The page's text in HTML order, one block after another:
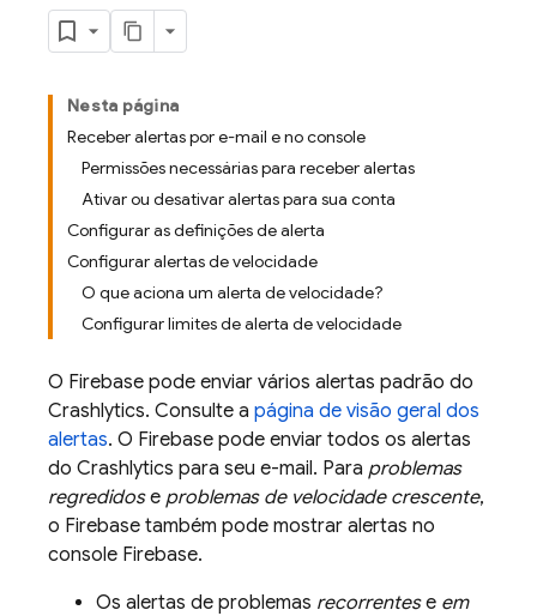
Nesta página
Receber alertas por e-mail e no console
Permissões necessárias para receber alertas
Ativar ou desativar alertas para sua conta
Configurar as definições de alerta
Configurar alertas de velocidade
O que aciona um alerta de velocidade?
Configurar limites de alerta de velocidade
O Firebase pode enviar vários alertas padrão do
Crashlytics. Consulte a página de visão geral dos
alertas. O Firebase pode enviar todos os alertas
do Crashlytics para seu e-mail. Para problemas
regredidose problemas de velocidade crescente,
o Firebase também pode mostrar alertas no
console Firebase.
Os alertas de problemas recorrentese em